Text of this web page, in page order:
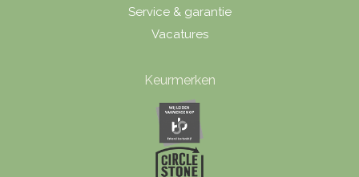
Service & garantie
Vacatures
Keurmerken